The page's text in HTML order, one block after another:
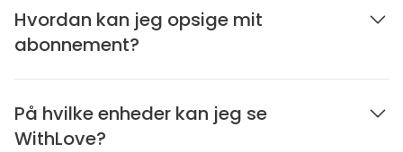
Hvordan kan jeg opsige mit
abonnement?
På hvilke enheder kan jeg se
WithLove?